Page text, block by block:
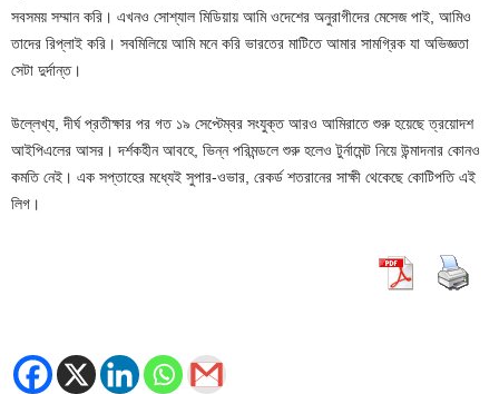
সবসময় সম্মান করি। এখনও সোশ্যাল মিডিয়ায় আমি ওদেশের অনুরাগীদের মেসেজ পাই, আমিও
তাদের রিপ্লাই করি। সবমিলিয়ে আমি মনে করি ভারতের মাটিতে আমার সামগ্রিক যা অভিজ্ঞতা
সেটা দুর্দান্ত।
উল্লেখ্য, দীর্ঘ প্রতীক্ষার পর গত ১৯ সেপ্টেম্বর সংযুক্ত আরও আমিরাতে শুরু হয়েছে ত্রয়োদশ
আইপিএলের আসর। দর্শকহীন আবহে, ভিন্ন পরিমন্ডলে শুরু হলেও টুর্নামেন্ট নিয়ে উন্মাদনার কোনও
কমতি নেই। এক সপ্তাহের মধ্যেই সুপার-ওভার, রেকর্ড শতরানের সাক্ষী থেকেছে কোটিপতি এই
লিগ।